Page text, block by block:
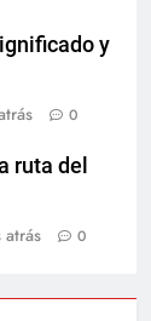
y
0
ruta del
atrás 0